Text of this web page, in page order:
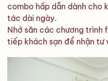
combo hấp dẫn dành cho
tác dài ngày.
Nhớ săn các chương trình
tiếp khách sạn để nhận tư